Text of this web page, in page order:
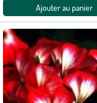
Ajouter au panier